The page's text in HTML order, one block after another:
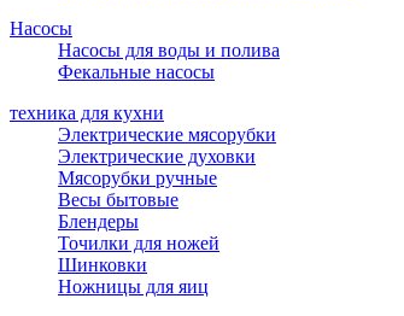
Насосы
Насосы для воды и полива
Фекальные насосы
техника для кухни
Электрические мясорубки
Электрические духовки
Мясорубки ручные
Весы бытовые
Блендеры
Точилки для ножей
Шинковки
Ножницы для яиц